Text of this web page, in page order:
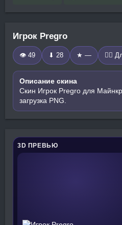
Игрок Pregro
👁 49 ⬇ 28 ★ — 🧍‍♂️
Описание скина
Скин Игрок Pregro для
загрузка PNG.
3D ПРЕВЬЮ